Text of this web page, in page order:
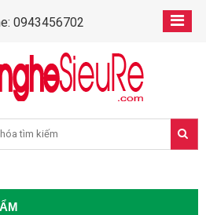
0943456702